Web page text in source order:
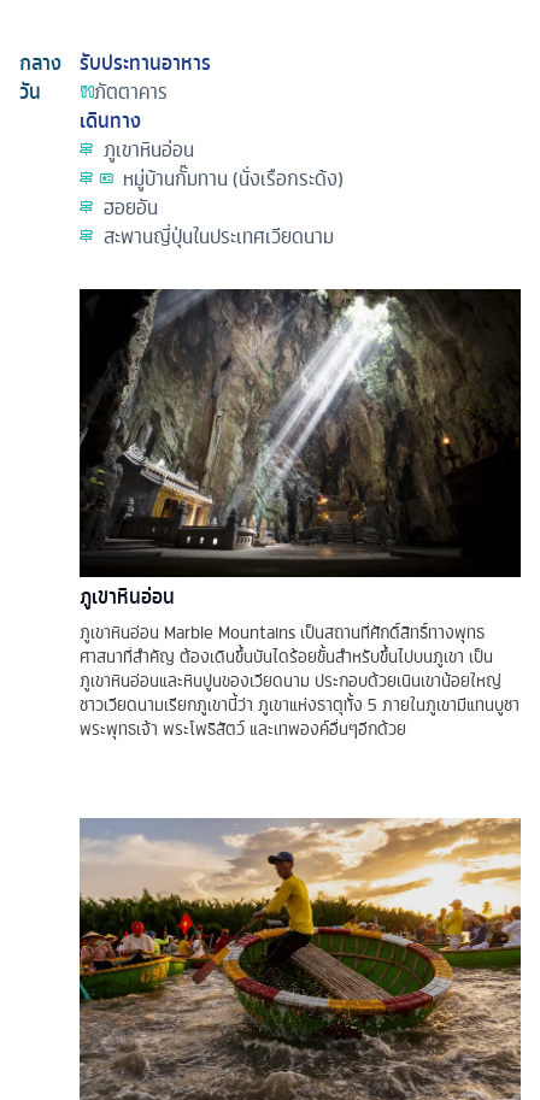
กลาง
วัน
รับประทานอาหาร
ภัตตาคาร
เดินทาง
ภูเขาหินอ่อน
หมู่บ้านกั๊มทาน (นั่งเรือกระด้ง)
ฮอยอัน
สะพานญี่ปุ่นในประเทศเวียดนาม
ภูเขาหินอ่อน
ภูเขาหินอ่อน Marble Mountains เป็นสถานที่ศักดิ์สิทธิ์ทางพุทธ
ศาสนาที่สำคัญ ต้องเดินขึ้นบันไดร้อยขั้นสำหรับขึ้นไปบนภูเขา เป็น
ภูเขาหินอ่อนและหินปูนของเวียดนาม ประกอบด้วยเนินเขาน้อยใหญ่
ชาวเวียดนามเรียกภูเขานี้ว่า ภูเขาแห่งธาตุทั้ง 5 ภายในภูเขามีแทนบูชา
พระพุทธเจ้า พระโพธิสัตว์ และเทพองค์อื่นๆอีกด้วย